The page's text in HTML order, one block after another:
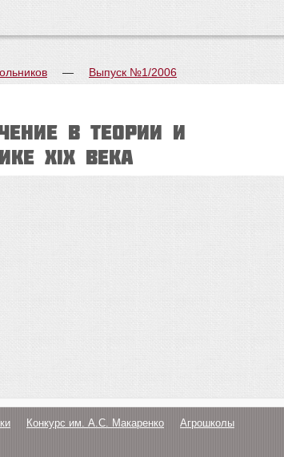
— Выпуск №1/2006
в теории и
ХIХ века
Конкурс им. А.С. Макаренко Агрошколы